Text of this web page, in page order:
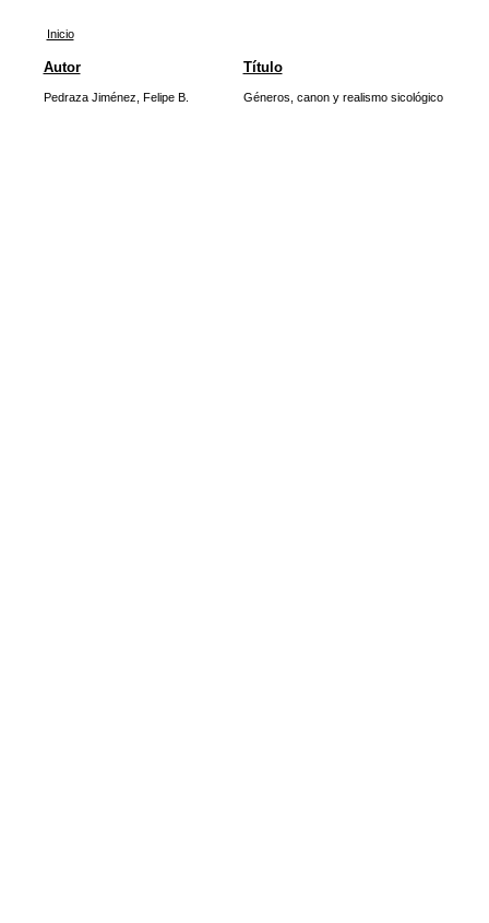
Inicio
Autor Título
Pedraza Jiménez, Felipe B. Géneros, canon y realismo sicológico